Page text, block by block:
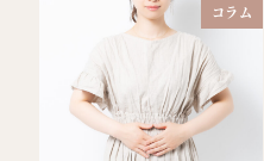
コラム